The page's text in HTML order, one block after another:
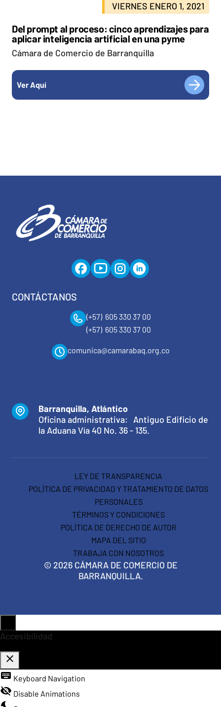
VIERNES ENERO 1, 2021
Del prompt al proceso: cinco aprendizajes para
aplicar inteligencia artificial en una pyme
Cámara de Comercio de Barranquilla
Ver Aquí
CONTÁCTANOS
(+57) 605 330 37 00
(+57) 605 330 37 00
comunica@camarabaq.org.co
Barranquilla, Atlántico
Oficina administrativa: Antiguo Edificio de
la Aduana Vía 40 No. 36 - 135.
LEY DE TRANSPARENCIA
POLÍTICA DE PRIVACIDAD Y TRATAMIENTO DE DATOS
PERSONALES
TÉRMINOS Y CONDICIONES
POLÍTICA DE DERECHO DE AUTOR
MAPA DEL SITIO
TRABAJA CON NOSOTROS
© 2026 CÁMARA DE COMERCIO DE
BARRANQUILLA.
Accesibilidad
close
Toggle the visibility of the Accessibility Toolbar
keyboard Keyboard Navigation
visibility_off Disable Animations